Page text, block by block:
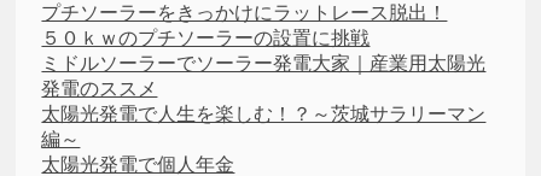
プチソーラーをきっかけにラットレース脱出！
５０ｋｗのプチソーラーの設置に挑戦
ミドルソーラーでソーラー発電大家｜産業用太陽光
発電のススメ
太陽光発電で人生を楽しむ！？～茨城サラリーマン
編～
太陽光発電で個人年金